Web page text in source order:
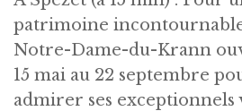
patrimoine
Notre-Dame-du-Krann
15 mai au 22 septembre
admirer ses exceptionnels